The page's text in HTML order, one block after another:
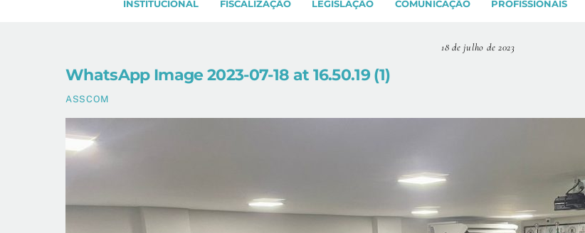
INSTITUCIONAL FISCALIZAÇÃO LEGISLAÇÃO COMUNICAÇÃO PROFISSIONAIS
18 de julho de 2023
WhatsApp Image 2023-07-18 at 16.50.19 (1)
ASSCOM